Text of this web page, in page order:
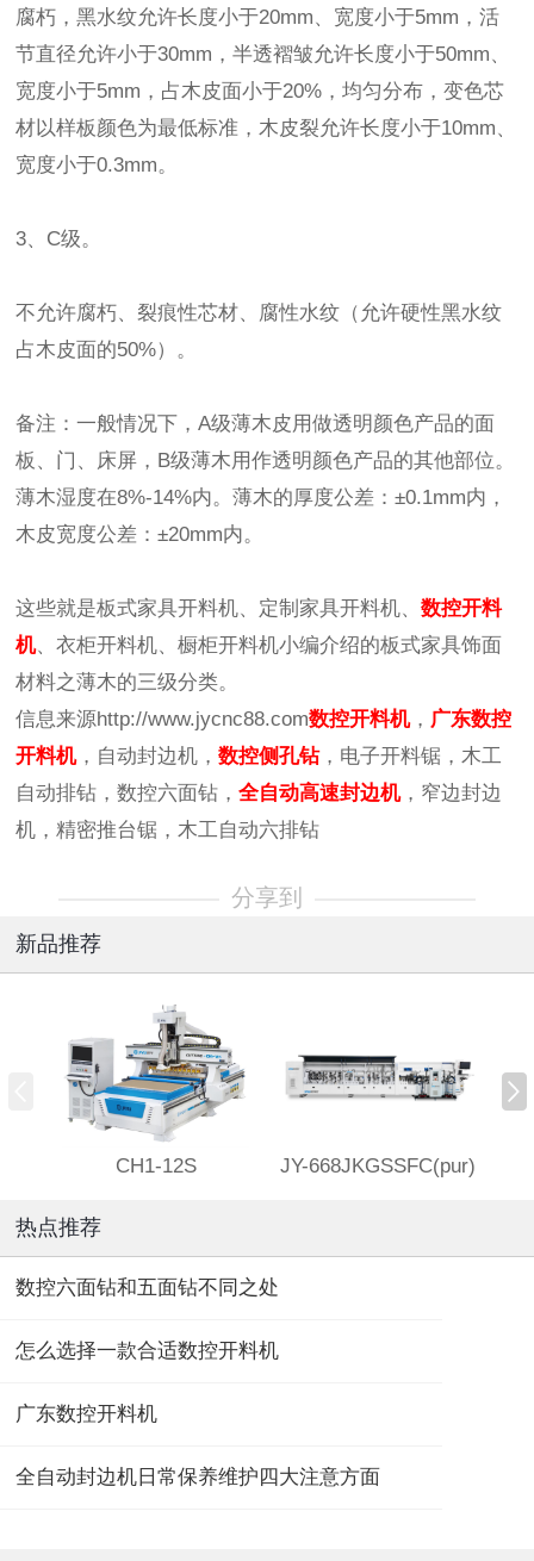
腐朽，黑水纹允许长度小于20mm、宽度小于5mm，活
节直径允许小于30mm，半透褶皱允许长度小于50mm、
宽度小于5mm，占木皮面小于20%，均匀分布，变色芯
材以样板颜色为最低标准，木皮裂允许长度小于10mm、
宽度小于0.3mm。
3、C级。
不允许腐朽、裂痕性芯材、腐性水纹（允许硬性黑水纹
占木皮面的50%）。
备注：一般情况下，A级薄木皮用做透明颜色产品的面
板、门、床屏，B级薄木用作透明颜色产品的其他部位。
薄木湿度在8%-14%内。薄木的厚度公差：±0.1mm内，
木皮宽度公差：±20mm内。
这些就是板式家具开料机、定制家具开料机、 数控开料
机、衣柜开料机、橱柜开料机小编介绍的板式家具饰面
材料之薄木的三级分类。
信息来源http://www.jycnc88.com数控开料机， 广东数控
开料机，自动封边机， 数控侧孔钻，电子开料锯，木工
自动排钻，数控六面钻， 全自动高速封边机，窄边封边
机，精密推台锯，木工自动六排钻
分享到
新品推荐
CH1-12S JY-668JKGSSFC(pur)
热点推荐
数控六面钻和五面钻不同之处
怎么选择一款合适数控开料机
广东数控开料机
全自动封边机日常保养维护四大注意方面